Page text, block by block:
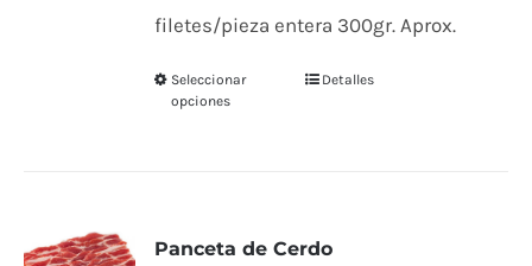
filetes/pieza entera 300gr. Aprox.
Seleccionar
opciones
Este
variantes.
Detalles
Panceta de Cerdo